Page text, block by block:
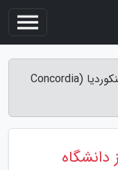
راهنمای جامع اخذ پذیرش از دانشگاه کنکوردیا (Concordia